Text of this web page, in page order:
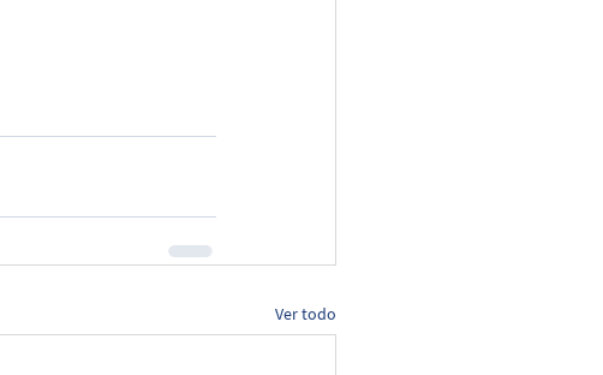
Ver todo